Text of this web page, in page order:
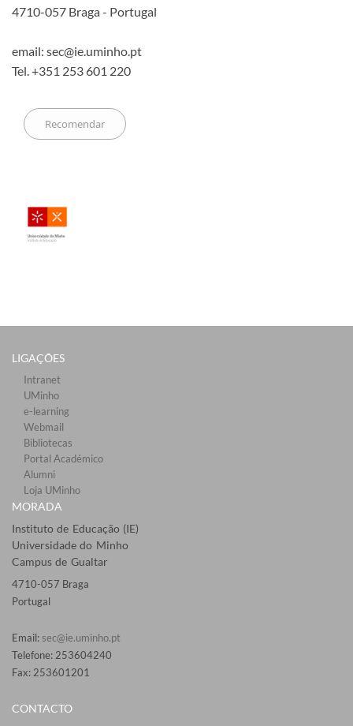
4710-057 Braga - Portugal
email: sec@ie.uminho.pt
Tel. +351 253 601 220
LIGAÇÕES​
Intranet
UMinho
e-learning
Webmail​
Bibliotecas​
Portal Académico
Alumni
Loja UMinho
MORADA
Instituto de Educação (IE)
Universidade do Minho
Campus de Gualtar
4710-057 Braga
Portugal
Email: sec@ie.uminho.pt
Telefone: 253604240
Fax: 253601201​
CONTACTO